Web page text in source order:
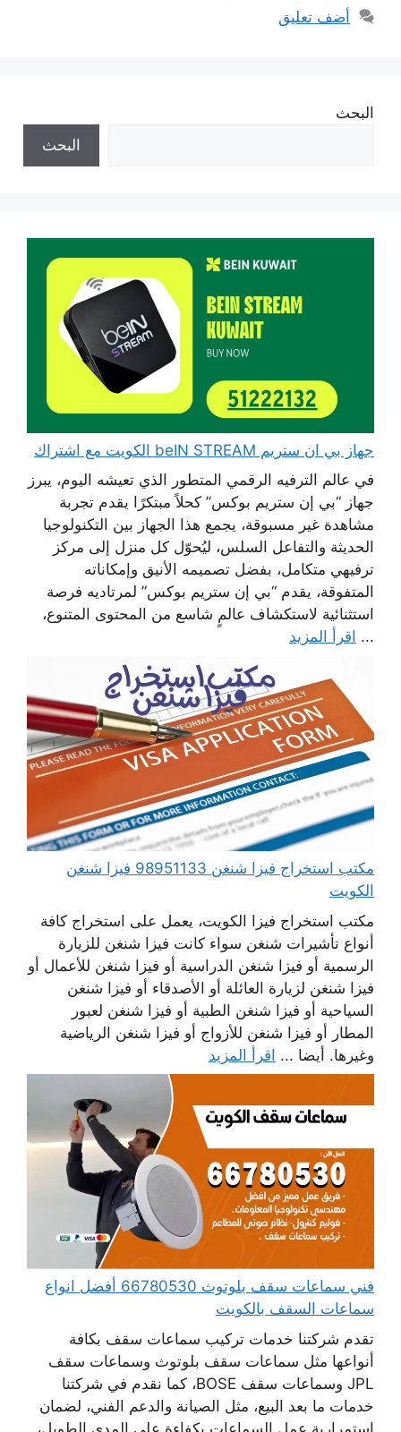
أضف تعليق
البحث
البحث
جهاز بي ان ستريم beIN STREAM الكويت مع اشتراك
في عالم الترفيه الرقمي المتطور الذي تعيشه اليوم، يبرز
جهاز “بي إن ستريم بوكس” كحلاً مبتكرًا يقدم تجربة
مشاهدة غير مسبوقة، يجمع هذا الجهاز بين التكنولوجيا
الحديثة والتفاعل السلس، ليُحوّل كل منزل إلى مركز
ترفيهي متكامل، بفضل تصميمه الأنيق وإمكاناته
المتفوقة، يقدم “بي إن ستريم بوكس” لمرتاديه فرصة
استثنائية لاستكشاف عالمٍ شاسع من المحتوى المتنوع،
... اقرأ المزيد
مكتب استخراج فيزا شنغن 98951133 فيزا شنغن
الكويت
مكتب استخراج فيزا الكويت، يعمل على استخراج كافة
أنواع تأشيرات شنغن سواء كانت فيزا شنغن للزيارة
الرسمية أو فيزا شنغن الدراسية أو فيزا شنغن للأعمال أو
فيزا شنغن لزيارة العائلة أو الأصدقاء أو فيزا شنغن
السياحية أو فيزا شنغن الطبية أو فيزا شنغن لعبور
المطار أو فيزا شنغن للأزواج أو فيزا شنغن الرياضية
وغيرها. أيضا ... اقرأ المزيد
فني سماعات سقف بلوتوث 66780530 أفضل انواع
سماعات السقف بالكويت
تقدم شركتنا خدمات تركيب سماعات سقف بكافة
أنواعها مثل سماعات سقف بلوتوث وسماعات سقف
JPL وسماعات سقف BOSE، كما نقدم في شركتنا
خدمات ما بعد البيع، مثل الصيانة والدعم الفني، لضمان
استمرارية عمل السماعات بكفاءة على المدى الطويل،